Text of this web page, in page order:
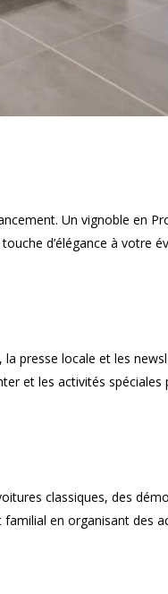
Un vignoble en
d’élégance à votre
presse locale et les
et les activités spéciales
classiques, des
en organisant des